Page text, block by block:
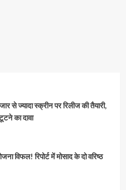
से ज्यादा स्क्रीन पर रिलीज की तैयारी,
का दावा
विफल! रिपोर्ट में मोसाद के दो वरिष्ठ